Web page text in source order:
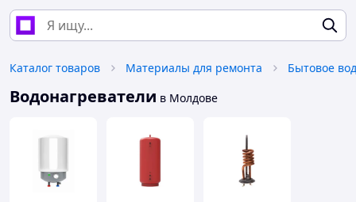
Каталог товаров Материалы для ремонта Бытовое
Водонагреватели в Молдове